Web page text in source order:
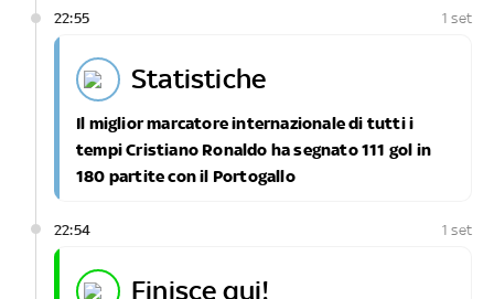
22:55 1 set
statistiche
Il miglior marcatore internazionale di tutti i
tempi Cristiano Ronaldo ha segnato 111 gol in
180 partite con il Portogallo
22:54 1 set
finisce qui!